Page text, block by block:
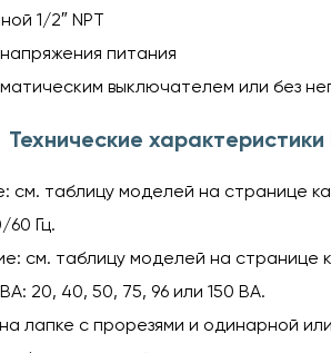
1/2″ NPT
питания
выключателем или без
Технические характеристики
см. таблицу моделей на странице
Гц.
см. таблицу моделей на странице
20, 40, 50, 75, 96 или 150 ВА.
лапке с прорезями и одинарной